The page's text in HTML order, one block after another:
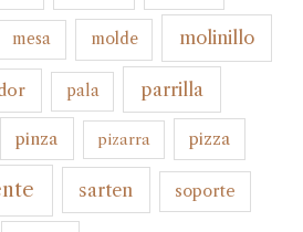
mesa molde molinillo
pala parrilla
pinza pizarra pizza
sarten soporte